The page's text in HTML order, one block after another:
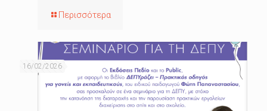
Περισσότερα
16/02/2026